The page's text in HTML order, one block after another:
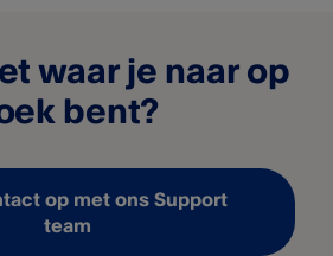
waar je naar op
bent?
op met ons Support
team